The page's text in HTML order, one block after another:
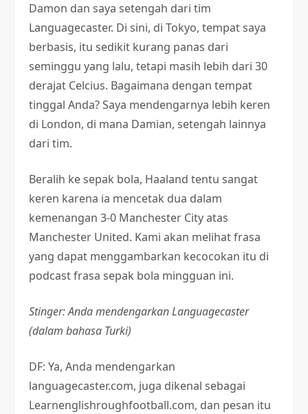
Damon dan saya setengah dari tim
Languagecaster. Di sini, di Tokyo, tempat saya
berbasis, itu sedikit kurang panas dari
seminggu yang lalu, tetapi masih lebih dari 30
derajat Celcius. Bagaimana dengan tempat
tinggal Anda? Saya mendengarnya lebih keren
di London, di mana Damian, setengah lainnya
dari tim.
Beralih ke sepak bola, Haaland tentu sangat
keren karena ia mencetak dua dalam
kemenangan 3-0 Manchester City atas
Manchester United. Kami akan melihat frasa
yang dapat menggambarkan kecocokan itu di
podcast frasa sepak bola mingguan ini.
Stinger: Anda mendengarkan Languagecaster
(dalam bahasa Turki)
DF: Ya, Anda mendengarkan
languagecaster.com, juga dikenal sebagai
Learnenglishroughfootball.com, dan pesan itu